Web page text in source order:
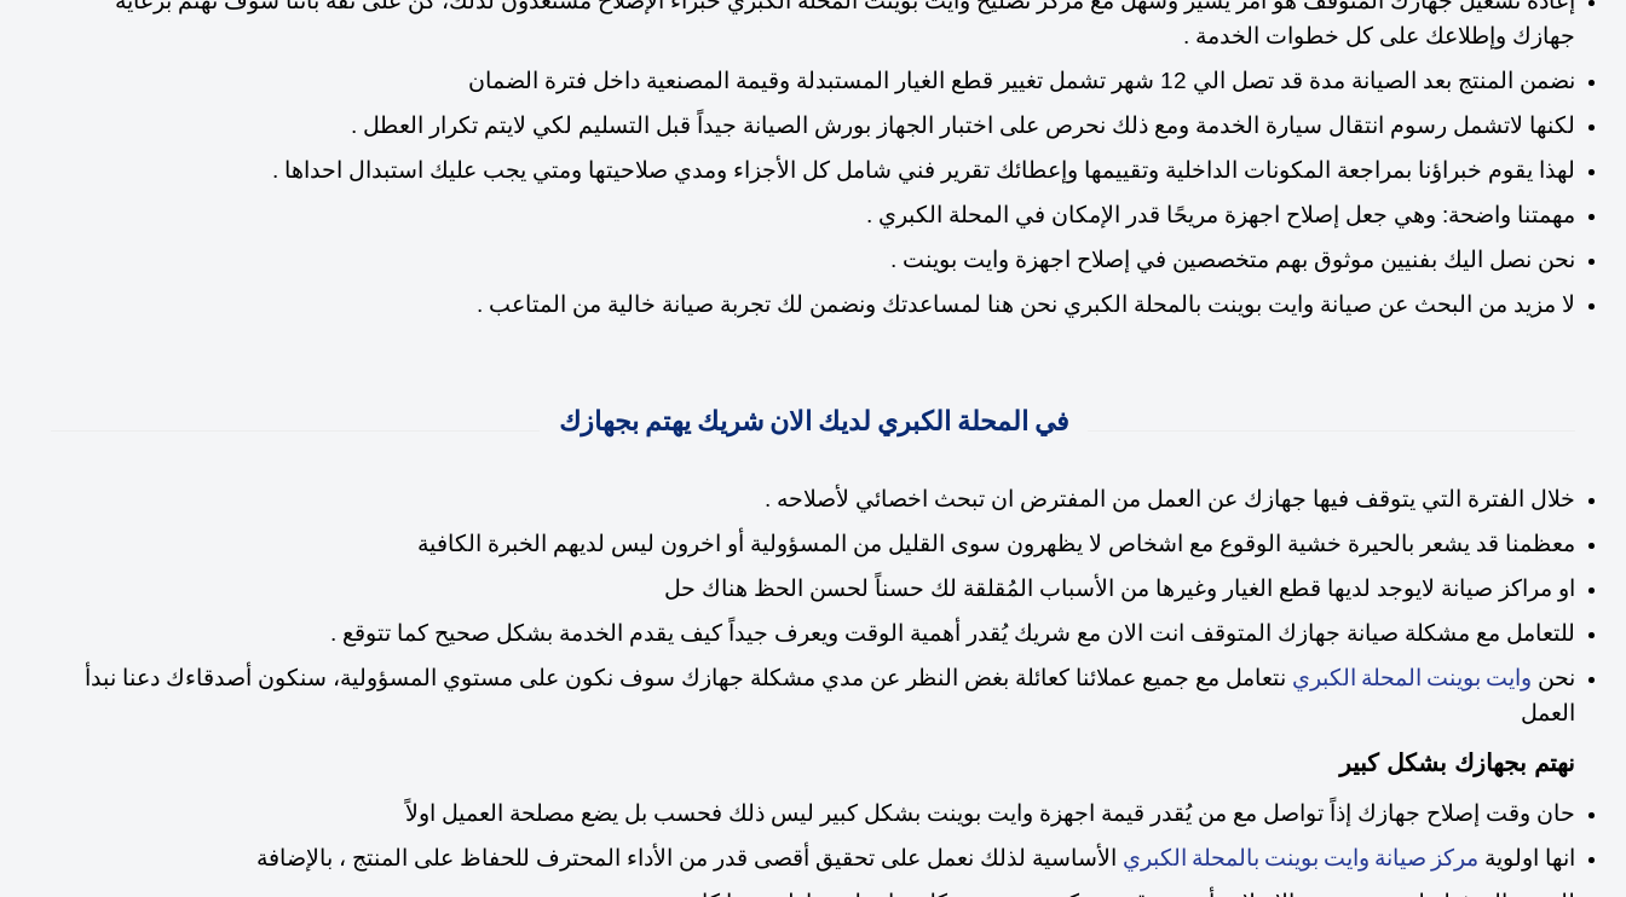
جهازك وإطلاعك على كل خطوات الخدمة .
نضمن المنتج بعد الصيانة مدة قد تصل الي 12 شهر تشمل تغيير قطع الغيار المستبدلة وقيمة المصنعية داخل فترة الضمان
لكنها لاتشمل رسوم انتقال سيارة الخدمة ومع ذلك نحرص على اختبار الجهاز بورش الصيانة جيداً قبل التسليم لكي لايتم تكرار العطل .
لهذا يقوم خبراؤنا بمراجعة المكونات الداخلية وتقييمها وإعطائك تقرير فني شامل كل الأجزاء ومدي صلاحيتها ومتي يجب عليك استبدال احداها .
مهمتنا واضحة: وهي جعل إصلاح اجهزة مريحًا قدر الإمكان في المحلة الكبري .
نحن نصل اليك بفنيين موثوق بهم متخصصين في إصلاح اجهزة وايت بوينت .
لا مزيد من البحث عن صيانة وايت بوينت بالمحلة الكبري نحن هنا لمساعدتك ونضمن لك تجربة صيانة خالية من المتاعب .
في المحلة الكبري لديك الان شريك يهتم بجهازك
خلال الفترة التي يتوقف فيها جهازك عن العمل من المفترض ان تبحث اخصائي لأصلاحه .
معظمنا قد يشعر بالحيرة خشية الوقوع مع اشخاص لا يظهرون سوى القليل من المسؤولية أو اخرون ليس لديهم الخبرة الكافية
او مراكز صيانة لايوجد لديها قطع الغيار وغيرها من الأسباب المُقلقة لك حسناً لحسن الحظ هناك حل
للتعامل مع مشكلة صيانة جهازك المتوقف انت الان مع شريك يُقدر أهمية الوقت ويعرف جيداً كيف يقدم الخدمة بشكل صحيح كما تتوقع .
نحن وايت بوينت المحلة الكبري نتعامل مع جميع عملائنا كعائلة بغض النظر عن مدي مشكلة جهازك سوف نكون على مستوي المسؤولية، سنكون أصدقاءك دعنا نبدأ
العمل
نهتم بجهازك بشكل كبير
حان وقت إصلاح جهازك إذاً تواصل مع من يُقدر قيمة اجهزة وايت بوينت بشكل كبير ليس ذلك فحسب بل يضع مصلحة العميل اولاً
انها اولوية مركز صيانة وايت بوينت بالمحلة الكبري
الأساسية لذلك نعمل على تحقيق أقصى قدر من الأداء المحترف للحفاظ على المنتج ، بالإضافة